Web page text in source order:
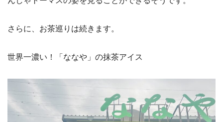
さらに、お茶巡りは続きます。
世界一濃い！「ななや」の抹茶アイス